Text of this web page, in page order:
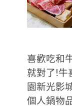
喜歡吃和
就對了!牛
園新光影
個人鍋物